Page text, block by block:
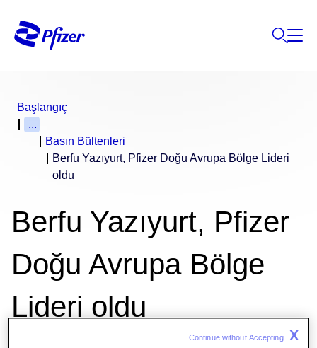
Başlangıç
...
Basın Bültenleri
Berfu Yazıyurt, Pfizer Doğu Avrupa Bölge Lideri
oldu
Berfu Yazıyurt, Pfizer
Doğu Avrupa Bölge
Lideri oldu
Continue without Accepting X